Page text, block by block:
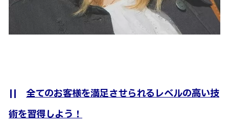
|| 全てのお客様を満足させられるレベルの高い技
術を習得しよう！